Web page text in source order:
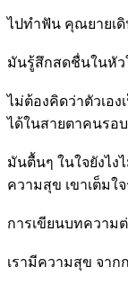
ไปทำฟัน คุณยายเดิ
มันรู้สึกสดชื่นในหัว
ไม่ต้องคิดว่าตัวเอง
ได้ในสายตาคนรอ
มันตื้นๆ ในใจยังไง
ความสุข เขาเต็มใ
การเขียนบทความ
เรามีความสุข จา